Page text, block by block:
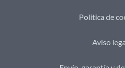
Política de
Aviso